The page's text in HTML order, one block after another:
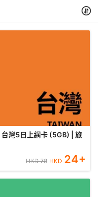
HKD78 HKD 24+